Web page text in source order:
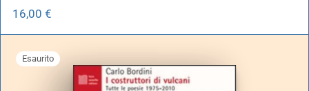
16,00 €
Esaurito